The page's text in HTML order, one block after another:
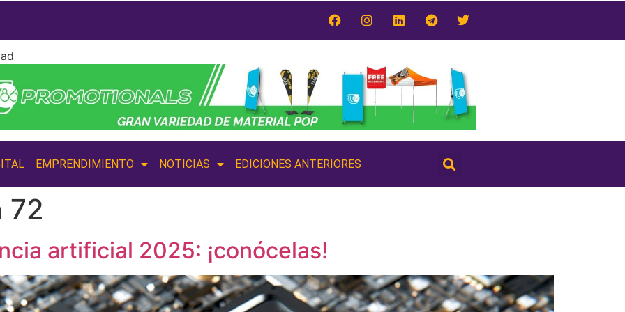
EMPRENDIMIENTO NOTICIAS EDICIONES ANTERIORES
72
artificial 2025: ¡conócelas!